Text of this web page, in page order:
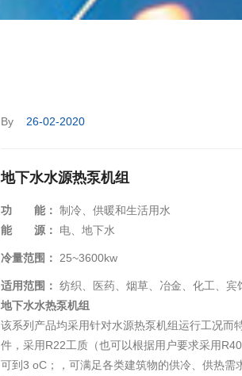
By 26-02-2020
地下水水源热泵机组
功 能： 制冷、供暖和生活用水
能 源：
电、地下水
冷量范围： 25~3600kw
适用范围： 纺织、医药、烟草、冶金、化工、
地下水水热泵机组
该系列产品均采用针对水源热泵机组运行工况而
件，采用R22工质（也可以根据用户要求采用
可到3 oC；，可满足各类建筑物的供冷、供热需